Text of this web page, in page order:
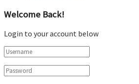
Welcome Back!
Login to your account below